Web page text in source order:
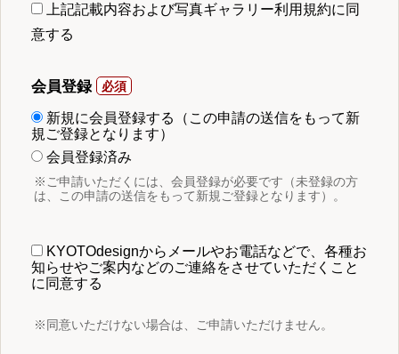
上記記載内容および写真ギャラリー利用規約に同
意する
会員登録
新規に会員登録する（この申請の送信をもって新
規ご登録となります）
会員登録済み
※ご申請いただくには、会員登録が必要です（未登録の方
は、この申請の送信をもって新規ご登録となります）。
KYOTOdesignからメールやお電話などで、各種お
知らせやご案内などのご連絡をさせていただくこと
に同意する
※同意いただけない場合は、ご申請いただけません。